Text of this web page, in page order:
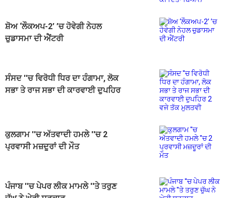
ਸ਼ੋਅ ‘ਲੌਕਅਪ-2’ ’ਚ ਹੋਵੇਗੀ ਨੇਹਲ
ਚੁਡਾਸਮਾ ਦੀ ਐਂਟਰੀ
ਸੰਸਦ ''ਚ ਵਿਰੋਧੀ ਧਿਰ ਦਾ ਹੰਗਾਮਾ, ਲੋਕ
ਸਭਾ ਤੇ ਰਾਜ ਸਭਾ ਦੀ ਕਾਰਵਾਈ ਦੁਪਹਿਰ
ਕੁਲਗਾਮ ''ਚ ਅੱਤਵਾਦੀ ਹਮਲੇ ''ਚ 2
ਪ੍ਰਵਾਸੀ ਮਜ਼ਦੂਰਾਂ ਦੀ ਮੌਤ
ਪੰਜਾਬ ''ਚ ਪੇਪਰ ਲੀਕ ਮਾਮਲੇ ''ਤੇ ਤਰੁਣ